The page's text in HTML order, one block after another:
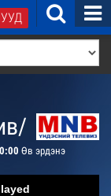
Өв эрдэнэ